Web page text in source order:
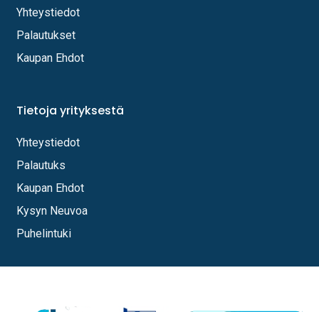
Yhteystiedot
Palautukset
Kaupan Ehdot
Tietoja yrityksestä
Yhteystiedot
Palautuks
Kaupan Ehdot
Kysyn Neuvoa
Puhelintuki